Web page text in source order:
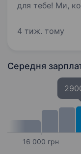
для тебе! Ми,
подобається
4 тиж. тому
Середня
16 000 грн